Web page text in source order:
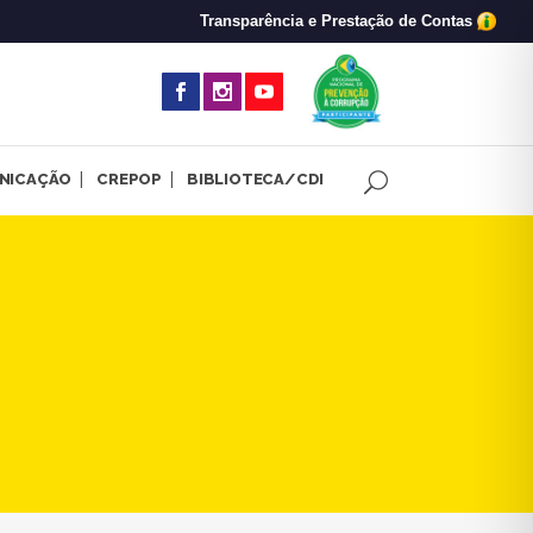
Transparência e Prestação de Contas
CREPOP BIBLIOTECA/CDI
dos vetos à lei do